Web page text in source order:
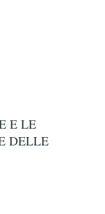
E LE
DELLE